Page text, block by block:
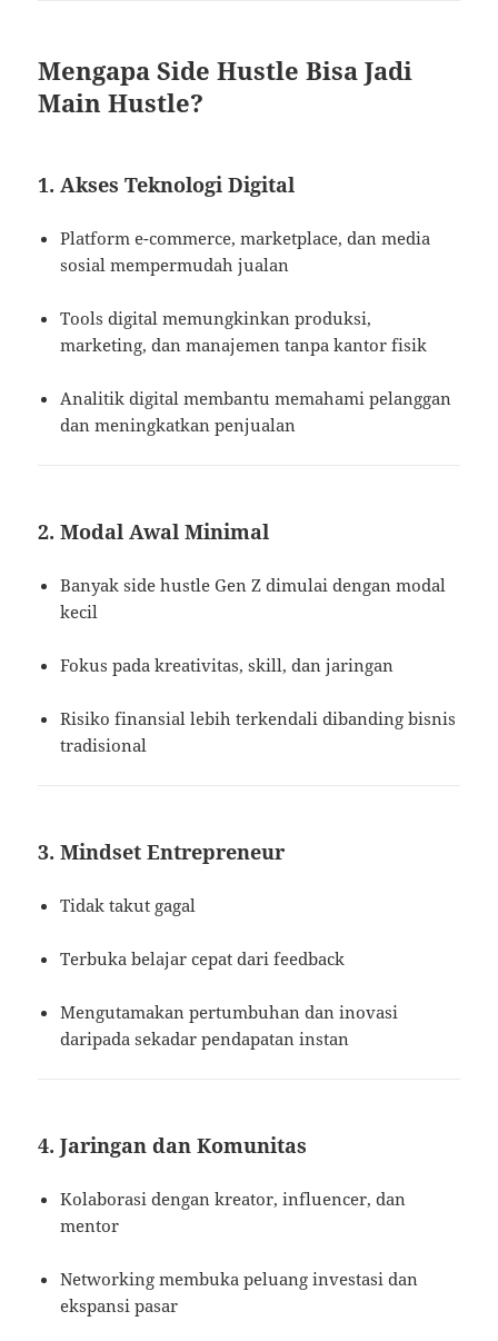
Mengapa Side Hustle Bisa Jadi
Main Hustle?
1. Akses Teknologi Digital
Platform e-commerce, marketplace, dan media
sosial mempermudah jualan
Tools digital memungkinkan produksi,
marketing, dan manajemen tanpa kantor fisik
Analitik digital membantu memahami pelanggan
dan meningkatkan penjualan
2. Modal Awal Minimal
Banyak side hustle Gen Z dimulai dengan modal
kecil
Fokus pada kreativitas, skill, dan jaringan
Risiko finansial lebih terkendali dibanding bisnis
tradisional
3. Mindset Entrepreneur
Tidak takut gagal
Terbuka belajar cepat dari feedback
Mengutamakan pertumbuhan dan inovasi
daripada sekadar pendapatan instan
4. Jaringan dan Komunitas
Kolaborasi dengan kreator, influencer, dan
mentor
Networking membuka peluang investasi dan
ekspansi pasar